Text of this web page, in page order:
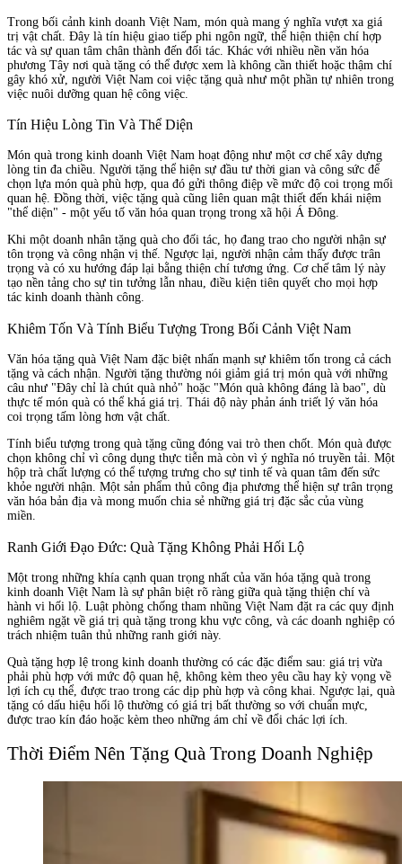
Trong bối cảnh kinh doanh Việt Nam, món quà mang ý nghĩa vượt xa giá
trị vật chất. Đây là tín hiệu giao tiếp phi ngôn ngữ, thể hiện thiện chí hợp
tác và sự quan tâm chân thành đến đối tác. Khác với nhiều nền văn hóa
phương Tây nơi quà tặng có thể được xem là không cần thiết hoặc thậm chí
gây khó xử, người Việt Nam coi việc tặng quà như một phần tự nhiên trong
việc nuôi dưỡng quan hệ công việc.
Tín Hiệu Lòng Tin Và Thể Diện
Món quà trong kinh doanh Việt Nam hoạt động như một cơ chế xây dựng
lòng tin đa chiều. Người tặng thể hiện sự đầu tư thời gian và công sức để
chọn lựa món quà phù hợp, qua đó gửi thông điệp về mức độ coi trọng mối
quan hệ. Đồng thời, việc tặng quà cũng liên quan mật thiết đến khái niệm
"thể diện" - một yếu tố văn hóa quan trọng trong xã hội Á Đông.
Khi một doanh nhân tặng quà cho đối tác, họ đang trao cho người nhận sự
tôn trọng và công nhận vị thế. Ngược lại, người nhận cảm thấy được trân
trọng và có xu hướng đáp lại bằng thiện chí tương ứng. Cơ chế tâm lý này
tạo nền tảng cho sự tin tưởng lẫn nhau, điều kiện tiên quyết cho mọi hợp
tác kinh doanh thành công.
Khiêm Tốn Và Tính Biểu Tượng Trong Bối Cảnh Việt Nam
Văn hóa tặng quà Việt Nam đặc biệt nhấn mạnh sự khiêm tốn trong cả cách
tặng và cách nhận. Người tặng thường nói giảm giá trị món quà với những
câu như "Đây chỉ là chút quà nhỏ" hoặc "Món quà không đáng là bao", dù
thực tế món quà có thể khá giá trị. Thái độ này phản ánh triết lý văn hóa
coi trọng tấm lòng hơn vật chất.
Tính biểu tượng trong quà tặng cũng đóng vai trò then chốt. Món quà được
chọn không chỉ vì công dụng thực tiễn mà còn vì ý nghĩa nó truyền tải. Một
hộp trà chất lượng có thể tượng trưng cho sự tinh tế và quan tâm đến sức
khỏe người nhận. Một sản phẩm thủ công địa phương thể hiện sự trân trọng
văn hóa bản địa và mong muốn chia sẻ những giá trị đặc sắc của vùng
miền.
Ranh Giới Đạo Đức: Quà Tặng Không Phải Hối Lộ
Một trong những khía cạnh quan trọng nhất của văn hóa tặng quà trong
kinh doanh Việt Nam là sự phân biệt rõ ràng giữa quà tặng thiện chí và
hành vi hối lộ. Luật phòng chống tham nhũng Việt Nam đặt ra các quy định
nghiêm ngặt về giá trị quà tặng trong khu vực công, và các doanh nghiệp có
trách nhiệm tuân thủ những ranh giới này.
Quà tặng hợp lệ trong kinh doanh thường có các đặc điểm sau: giá trị vừa
phải phù hợp với mức độ quan hệ, không kèm theo yêu cầu hay kỳ vọng về
lợi ích cụ thể, được trao trong các dịp phù hợp và công khai. Ngược lại, quà
tặng có dấu hiệu hối lộ thường có giá trị bất thường so với chuẩn mực,
được trao kín đáo hoặc kèm theo những ám chỉ về đổi chác lợi ích.
Thời Điểm Nên Tặng Quà Trong Doanh Nghiệp